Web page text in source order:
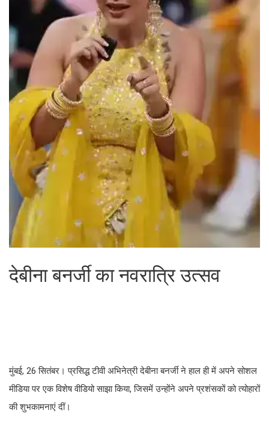
देबीना बनर्जी का नवरात्रि उत्सव
मुंबई, 26 सितंबर। प्रसिद्ध टीवी अभिनेत्री देबीना बनर्जी ने हाल ही में अपने सोशल
मीडिया पर एक विशेष वीडियो साझा किया, जिसमें उन्होंने अपने प्रशंसकों को त्योहारों
की शुभकामनाएं दीं।